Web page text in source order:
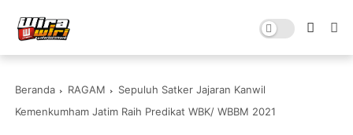
Beranda RAGAM
Sepuluh Satker Jajaran Kanwil
Kemenkumham Jatim Raih Predikat WBK/ WBBM 2021